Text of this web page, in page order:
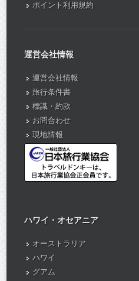
ポイント利用規約
運営会社情報
運営会社情報
旅行条件書
標識・約款
お問合わせ
現地情報
ハワイ・オセアニア
オーストラリア
ハワイ
グアム